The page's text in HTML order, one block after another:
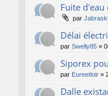
Fuite
par
Délai
par Swelly85 »
Siporex
par Eureetloir »
Dalle